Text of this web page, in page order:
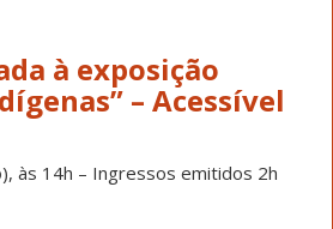
à exposição
– Acessível
às 14h – Ingressos emitidos 2h